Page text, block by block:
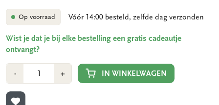
Op voorraad Vóór 14:00 besteld, zelfde dag verzonden
Wist je dat je bij elke bestelling een gratis cadeautje
ontvangt?
-Min
1
+Plus
1
IN WINKELWAGEN